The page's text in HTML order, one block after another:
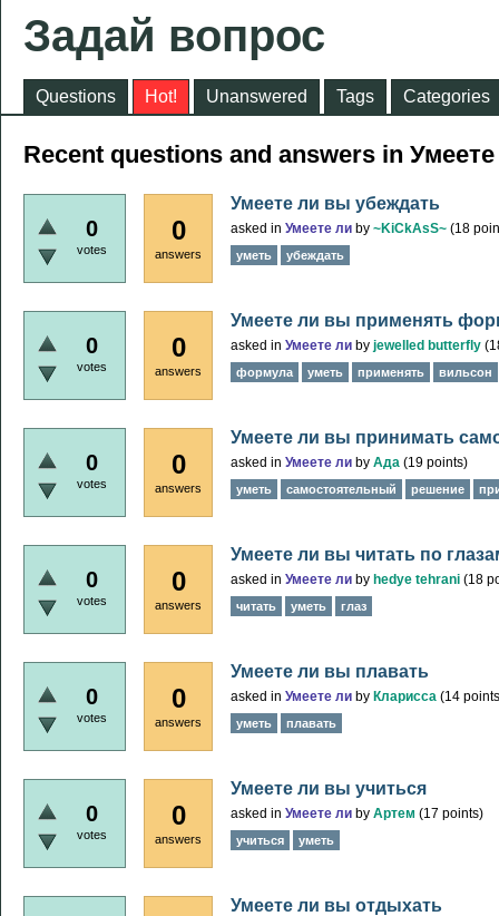
Задай вопрос
Questions Hot! Unanswered Tags Categories
Recent questions and answers in
0
votes
0
answers
Умеете ли вы убеждать
asked in Умеете ли by ~KiCkAsS~ (18
уметь убеждать
0
votes
0
answers
Умеете ли вы применять
asked in Умеете ли by jewelled butterfly (
формула уметь применять вильсон
0
votes
0
answers
Умеете ли вы принимать
asked in Умеете ли by Ада (19 points)
уметь самостоятельный решение
0
votes
0
answers
Умеете ли вы читать по
asked in Умеете ли by hedye tehrani (18
читать уметь глаз
0
votes
0
answers
Умеете ли вы плавать
asked in Умеете ли by Кларисса (14
уметь плавать
0
votes
0
answers
Умеете ли вы учиться
asked in Умеете ли by Артем (17 points)
учиться уметь
Умеете ли вы отдыхать